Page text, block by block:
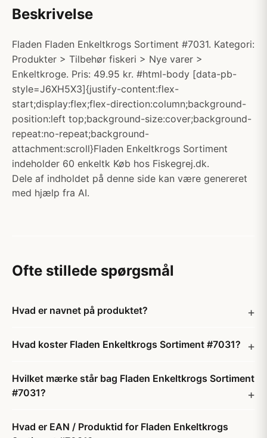
Beskrivelse
Fladen Fladen Enkeltkrogs Sortiment #7031. Kategori:
Produkter > Tilbehør fiskeri > Nye varer >
Enkeltkroge. Pris: 49.95 kr. #html-body [data-pb-
style=J6XH5X3]{justify-content:flex-
start;display:flex;flex-direction:column;background-
position:left top;background-size:cover;background-
repeat:no-repeat;background-
attachment:scroll}Fladen Enkeltkrogs Sortiment
indeholder 60 enkeltk Køb hos Fiskegrej.dk.
Dele af indholdet på denne side kan være genereret
med hjælp fra AI.
Ofte stillede spørgsmål
Hvad er navnet på produktet?
Hvad koster Fladen Enkeltkrogs Sortiment #7031?
Hvilket mærke står bag Fladen Enkeltkrogs Sortiment
#7031?
Hvad er EAN / Produktid for Fladen Enkeltkrogs